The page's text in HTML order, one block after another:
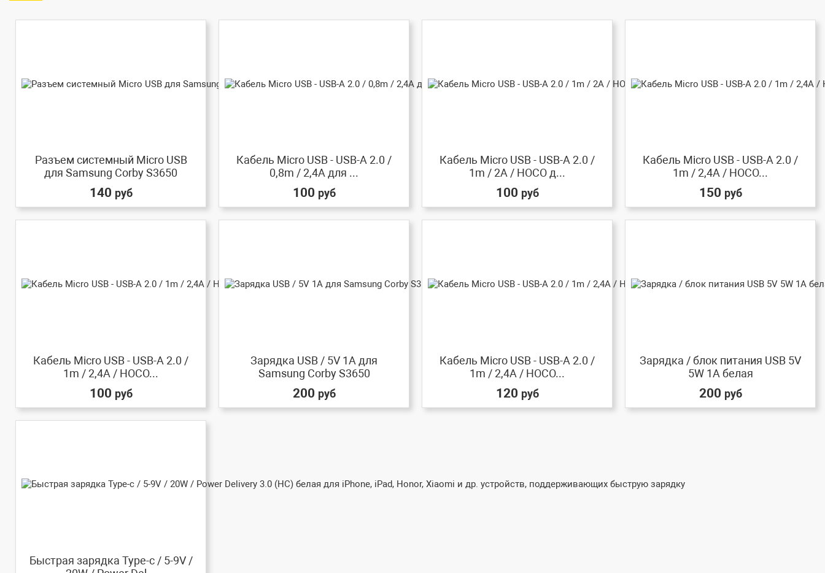
Разъем системный Micro USB
для Samsung Corby S3650
140 руб
Кабель Micro USB - USB-A 2.0 /
0,8m / 2,4A для ...
100 руб
Кабель Micro USB - USB-A 2.0 /
1m / 2A / HOCO д...
100 руб
Кабель Micro USB - USB-A 2.0 /
1m / 2,4A / HOCO...
150 руб
Кабель Micro USB - USB-A 2.0 /
1m / 2,4A / HOCO...
100 руб
Зарядка USB / 5V 1A для
Samsung Corby S3650
200 руб
Кабель Micro USB - USB-A 2.0 /
1m / 2,4A / HOCO...
120 руб
Зарядка / блок питания USB 5V
5W 1A белая
200 руб
Быстрая зарядка Type-c / 5-9V /